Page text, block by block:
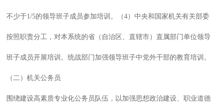
不少于1/5的领导班子成员参加培训。（4）中央和国家机关有关部委
按照职责分工，对本系统的省（自治区、直辖市）直属部门单位领导
班子成员开展培训。统战部门加强领导班子中党外干部的教育培训。
（二）机关公务员
围绕建设高素质专业化公务员队伍，以加强思想政治建设、职业道德